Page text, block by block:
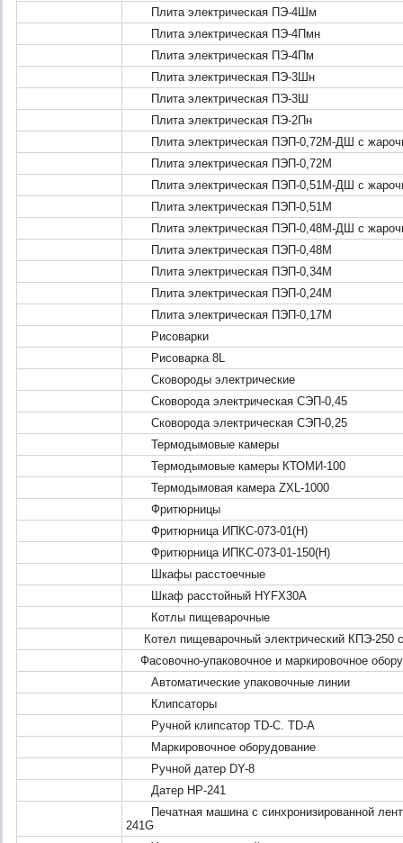
Плита электрическая ПЭ-4Шм
Плита электрическая ПЭ-4Пмн
Плита электрическая ПЭ-4Пм
Плита электрическая ПЭ-3Шн
Плита электрическая ПЭ-3Ш
Плита электрическая ПЭ-2Пн
Плита электрическая ПЭП-0,72М-ДШ с
Плита электрическая ПЭП-0,72М
Плита электрическая ПЭП-0,51М-ДШ с
Плита электрическая ПЭП-0,51М
Плита электрическая ПЭП-0,48М-ДШ с
Плита электрическая ПЭП-0,48М
Плита электрическая ПЭП-0,34М
Плита электрическая ПЭП-0,24М
Плита электрическая ПЭП-0,17М
Рисоварки
Рисоварка 8L
Сковороды электрические
Сковорода электрическая СЭП-0,45
Сковорода электрическая СЭП-0,25
Термодымовые камеры
Термодымовые камеры КТОМИ-100
Термодымовая камера ZXL-1000
Фритюрницы
Фритюрница ИПКС-073-01(Н)
Фритюрница ИПКС-073-01-150(Н)
Шкафы расстоечные
Шкаф расстойный HYFX30A
Котлы пищеварочные
Котел пищеварочный электрический КПЭ-250
Фасовочно-упаковочное и маркировочное
Автоматические упаковочные линии
Клипсаторы
Ручной клипсатор TD-C. TD-A
Маркировочное оборудование
Ручной датер DY-8
Датер НР-241
Печатная машина с синхронизированной
241G